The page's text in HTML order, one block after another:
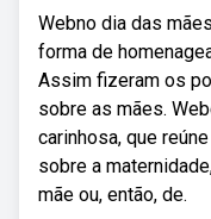
Webno dia das
forma de
Assim fizeram os
sobre as mães.
carinhosa, que
sobre a
mãe ou, então, de.